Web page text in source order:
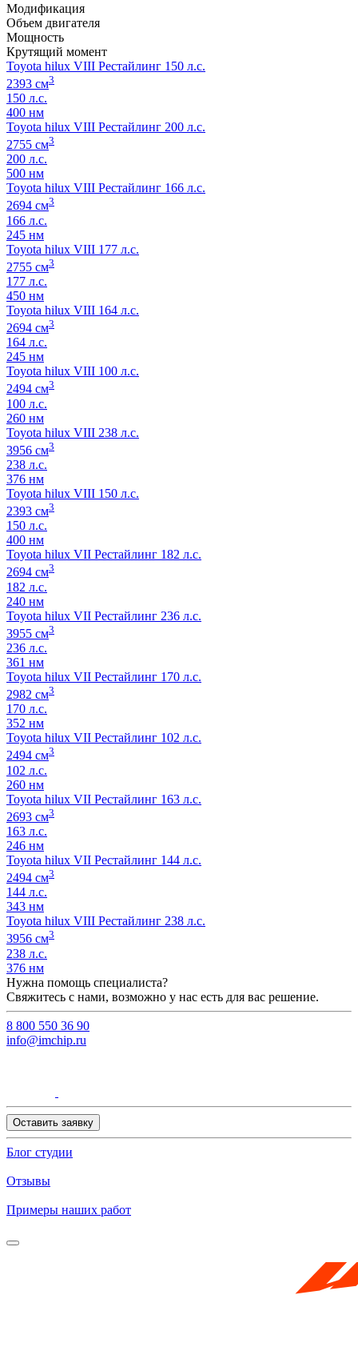
Модификация
Объем двигателя
Мощность
Крутящий момент
Toyota hilux VIII Рестайлинг 150 л.с.
2393 см3
150 л.с.
400 нм
Toyota hilux VIII Рестайлинг 200 л.с.
2755 см3
200 л.с.
500 нм
Toyota hilux VIII Рестайлинг 166 л.с.
2694 см3
166 л.с.
245 нм
Toyota hilux VIII 177 л.с.
2755 см3
177 л.с.
450 нм
Toyota hilux VIII 164 л.с.
2694 см3
164 л.с.
245 нм
Toyota hilux VIII 100 л.с.
2494 см3
100 л.с.
260 нм
Toyota hilux VIII 238 л.с.
3956 см3
238 л.с.
376 нм
Toyota hilux VIII 150 л.с.
2393 см3
150 л.с.
400 нм
Toyota hilux VII Рестайлинг 182 л.с.
2694 см3
182 л.с.
240 нм
Toyota hilux VII Рестайлинг 236 л.с.
3955 см3
236 л.с.
361 нм
Toyota hilux VII Рестайлинг 170 л.с.
2982 см3
170 л.с.
352 нм
Toyota hilux VII Рестайлинг 102 л.с.
2494 см3
102 л.с.
260 нм
Toyota hilux VII Рестайлинг 163 л.с.
2693 см3
163 л.с.
246 нм
Toyota hilux VII Рестайлинг 144 л.с.
2494 см3
144 л.с.
343 нм
Toyota hilux VIII Рестайлинг 238 л.с.
3956 см3
238 л.с.
376 нм
Нужна помощь специалиста?
Свяжитесь с нами, возможно у нас есть для вас решение.
8 800 550 36 90
info@imchip.ru
Оставить заявку
Блог студии
Отзывы
Примеры наших работ